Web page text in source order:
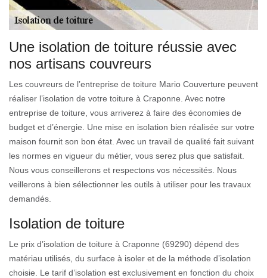
Une isolation de toiture réussie avec
nos artisans couvreurs
Les couvreurs de l’entreprise de toiture Mario Couverture peuvent
réaliser l’isolation de votre toiture à Craponne. Avec notre
entreprise de toiture, vous arriverez à faire des économies de
budget et d’énergie. Une mise en isolation bien réalisée sur votre
maison fournit son bon état. Avec un travail de qualité fait suivant
les normes en vigueur du métier, vous serez plus que satisfait.
Nous vous conseillerons et respectons vos nécessités. Nous
veillerons à bien sélectionner les outils à utiliser pour les travaux
demandés.
Isolation de toiture
Le prix d’isolation de toiture à Craponne (69290) dépend des
matériau utilisés, du surface à isoler et de la méthode d’isolation
choisie. Le tarif d’isolation est exclusivement en fonction du choix